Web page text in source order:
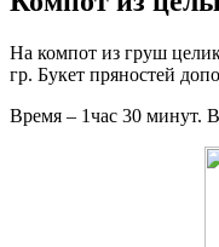
На компот из груш
гр. Букет пряностей
Время – 1час 30 минут.